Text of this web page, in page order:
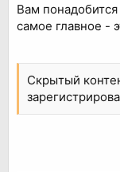
Вам понадобится
самое главное -
Скрытый